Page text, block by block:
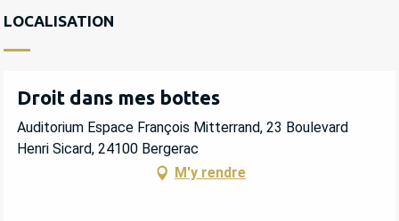
LOCALISATION
Droit dans mes bottes
Auditorium Espace François Mitterrand, 23 Boulevard
Henri Sicard, 24100 Bergerac
M'y rendre